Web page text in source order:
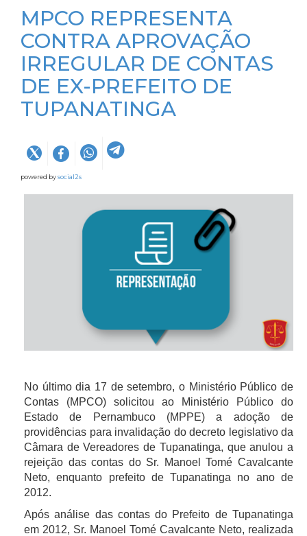
MPCO REPRESENTA
CONTRA APROVAÇÃO
IRREGULAR DE CONTAS
DE EX-PREFEITO DE
TUPANATINGA
powered bysocial2s
No último dia 17 de setembro, o Ministério Público de
Contas (MPCO) solicitou ao Ministério Público do
Estado de Pernambuco (MPPE) a adoção de
providências para invalidação do decreto legislativo da
Câmara de Vereadores de Tupanatinga, que anulou a
rejeição das contas do Sr. Manoel Tomé Cavalcante
Neto, enquanto prefeito de Tupanatinga no ano de
2012.
Após análise das contas do Prefeito de Tupanatinga
em 2012, Sr. Manoel Tomé Cavalcante Neto, realizada